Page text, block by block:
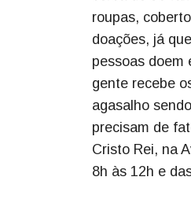
roupas,
doações, já
pessoas doem
gente recebe
agasalho
precisam de
Cristo Rei, na
8h às 12h e